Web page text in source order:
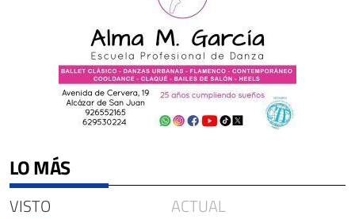
LO MÁS
VISTO ACTUAL